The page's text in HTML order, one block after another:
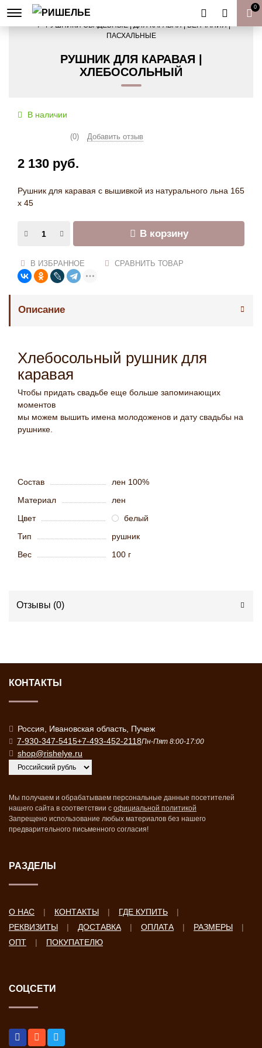
0
РУШНИКИ СВАДЕБНЫЕ | ДЛЯ КАРАВАЯ | ВЕНЧАНИЯ |
ПАСХАЛЬНЫЕ
РУШНИК ДЛЯ КАРАВАЯ |
ХЛЕБОСОЛЬНЫЙ
В наличии
(0) Добавить отзыв
2 130 руб.
Рушник для каравая с вышивкой из натурального льна 165
х 45
В корзину
В ИЗБРАННОЕ СРАВНИТЬ ТОВАР
Описание
Хлебосольный рушник для
каравая
Чтобы придать свадьбе еще больше запоминающих
моментов
мы можем вышить имена молодоженов и дату свадьбы на
рушнике.
Состав
лен 100%
Материал
лен
Цвет
белый
Тип
рушник
Вес
100 г
Отзывы (0)
КОНТАКТЫ
Россия, Ивановская область, Пучеж
7-930-347-5415+7-493-452-2118Пн-Пят 8:00-17:00
shop@rishelye.ru
Мы получаем и обрабатываем персональные данные посетителей
нашего сайта в соответствии с официальной политикой
Запрещено использование любых материалов без нашего
предварительного письменного согласия!
РАЗДЕЛЫ
О НАС КОНТАКТЫ
ГДЕ КУПИТЬ
РЕКВИЗИТЫ
ДОСТАВКА ОПЛАТА
РАЗМЕРЫ
ОПТ
ПОКУПАТЕЛЮ
СОЦСЕТИ